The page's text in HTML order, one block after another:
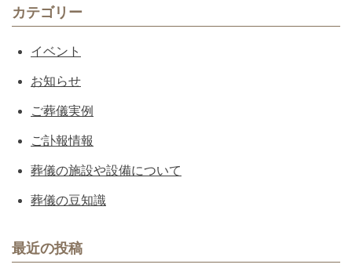
カテゴリー
イベント
お知らせ
ご葬儀実例
ご訃報情報
葬儀の施設や設備について
葬儀の豆知識
最近の投稿